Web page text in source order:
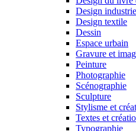
Design
Design textile
Dessin
Espace urbain
Gravure et
Peinture
Photographie
Scénographie
Sculpture
Stylisme et
Textes et
Typographie